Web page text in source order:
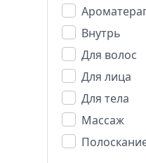
Внутрь
Для волос
Для лица
Для тела
Массаж